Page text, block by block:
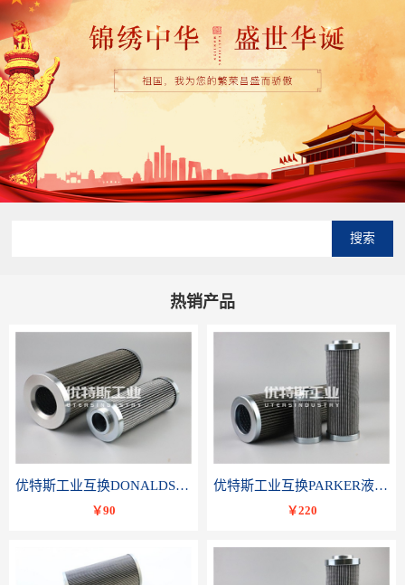
搜索
热销产品
优特斯工业互换DONALDSON唐纳森液压滤芯P566336
￥90
优特斯工业互换PARKER液压油滤芯TXWL8C-GDL10
￥220